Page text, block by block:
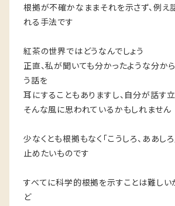
根拠が不確かなままそれを示さず、例え
れる手法です
紅茶の世界ではどうなんでしょう
正直、私が聞いても分かったような分か
う話を
耳にすることもありますし、自分が話す
そんな風に思われているかもしれません
少なくとも根拠もなく「こうしろ、ああし
止めたいものです
すべてに科学的根拠を示すことは難し
ど